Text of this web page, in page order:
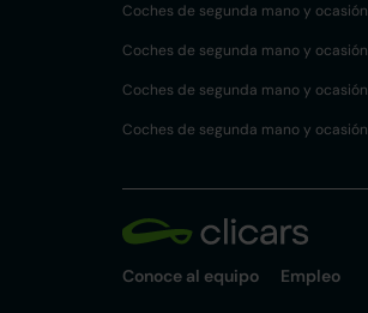
Coches de segunda mano y ocasión
Coches de segunda mano y ocasión
Coches de segunda mano y ocasión
Coches de segunda mano y ocasión
Conoce al equipo Empleo